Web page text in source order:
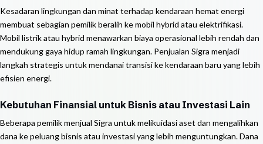
Kesadaran lingkungan dan minat terhadap kendaraan hemat energi
membuat sebagian pemilik beralih ke mobil hybrid atau elektrifikasi.
Mobil listrik atau hybrid menawarkan biaya operasional lebih rendah dan
mendukung gaya hidup ramah lingkungan. Penjualan Sigra menjadi
langkah strategis untuk mendanai transisi ke kendaraan baru yang lebih
efisien energi.
Kebutuhan Finansial untuk Bisnis atau Investasi Lain
Beberapa pemilik menjual Sigra untuk melikuidasi aset dan mengalihkan
dana ke peluang bisnis atau investasi yang lebih menguntungkan. Dana